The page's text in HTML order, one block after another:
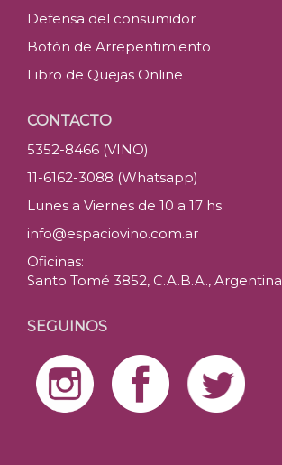
Defensa del consumidor
Botón de Arrepentimiento
Libro de Quejas Online
CONTACTO
5352-8466 (VINO)
11-6162-3088 (Whatsapp)
Lunes a Viernes de 10 a 17 hs.
info@espaciovino.com.ar
Oficinas:
Santo Tomé 3852, C.A.B.A., Argentina
SEGUINOS